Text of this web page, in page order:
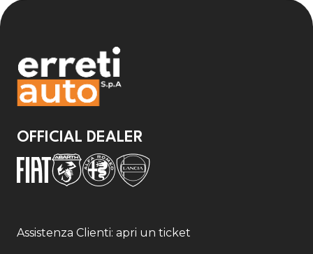
OFFICIAL DEALER
Assistenza Clienti: apri un ticket